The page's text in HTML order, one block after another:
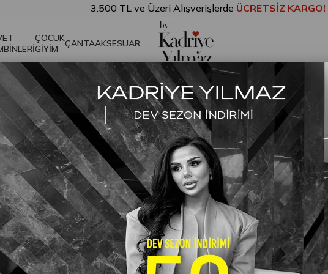
3.500 TL ve Üzeri AlışverişlerdeÜCRETSİZ KARGO! ❤
ÇOCUK
GİYİM
ÇANTAAKSESUAR
Siyah